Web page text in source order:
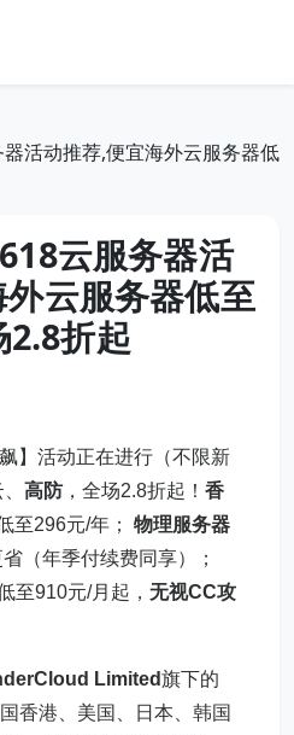
器活动推荐,便宜海外云服务器低
云服务器活
云服务器低至
折起
】活动正在进行（不限新
高防 ，全场2.8折起！ 香
至296元/年； 物理服务器
（年季付续费同享）；
至910元/月起， 无视CC攻
Limited旗下的
香港、美国、日本、韩国